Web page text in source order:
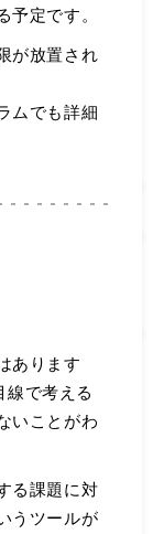
定です。
が放置され
ムでも詳細
あります
で考える
いことがわ
る課題に対
うツールが